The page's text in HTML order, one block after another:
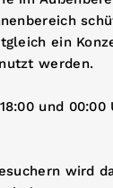
ein
werden.
und
wird